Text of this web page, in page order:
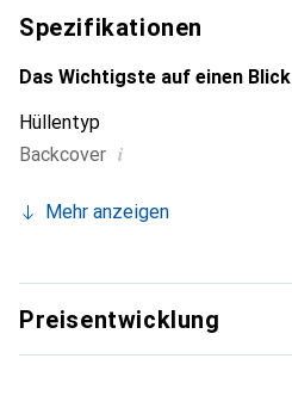
Kundschaft.
Spezifikationen
Das Wichtigste auf einen Blick
Hüllentyp
Backcover i
Mehr anzeigen
Preisentwicklung